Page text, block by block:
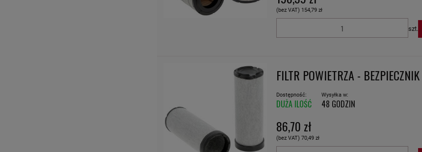
(bez VAT) 154,79 zł
szt.
FILTR POWIETRZA -
Dostępność:
DUŻA ILOŚĆ
Wysyłka w:
48 GODZIN
86,70 zł
(bez VAT)70,49 zł